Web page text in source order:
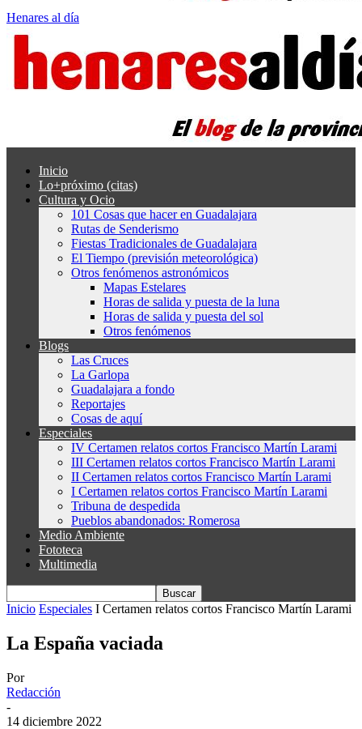
Henares al día
Inicio
Lo+próximo (citas)
Cultura y Ocio
101 Cosas que hacer en Guadalajara
Rutas de Senderismo
Fiestas Tradicionales de Guadalajara
El Tiempo (previsión meteorológica)
Otros fenómenos astronómicos
Mapas Estelares
Horas de salida y puesta de la luna
Horas de salida y puesta del sol
Otros fenómenos
Blogs
Las Cruces
La Garlopa
Guadalajara a fondo
Reportajes
Cosas de aquí
Especiales
IV Certamen relatos cortos Francisco Martín Larami
III Certamen relatos cortos Francisco Martín Larami
II Certamen relatos cortos Francisco Martín Larami
I Certamen relatos cortos Francisco Martín Larami
Tribuna de despedida
Pueblos abandonados: Romerosa
Medio Ambiente
Fototeca
Multimedia
Inicio Especiales I Certamen relatos cortos Francisco Martín Larami
La España vaciada
Por
Redacción
-
14 diciembre 2022